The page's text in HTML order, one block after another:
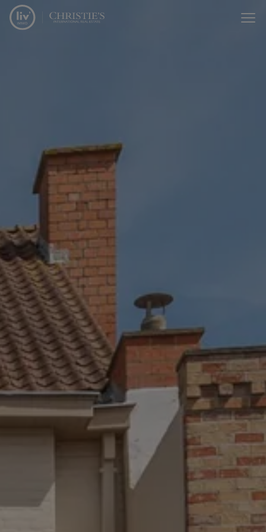
Menu overslaan en naar de inhoud gaan